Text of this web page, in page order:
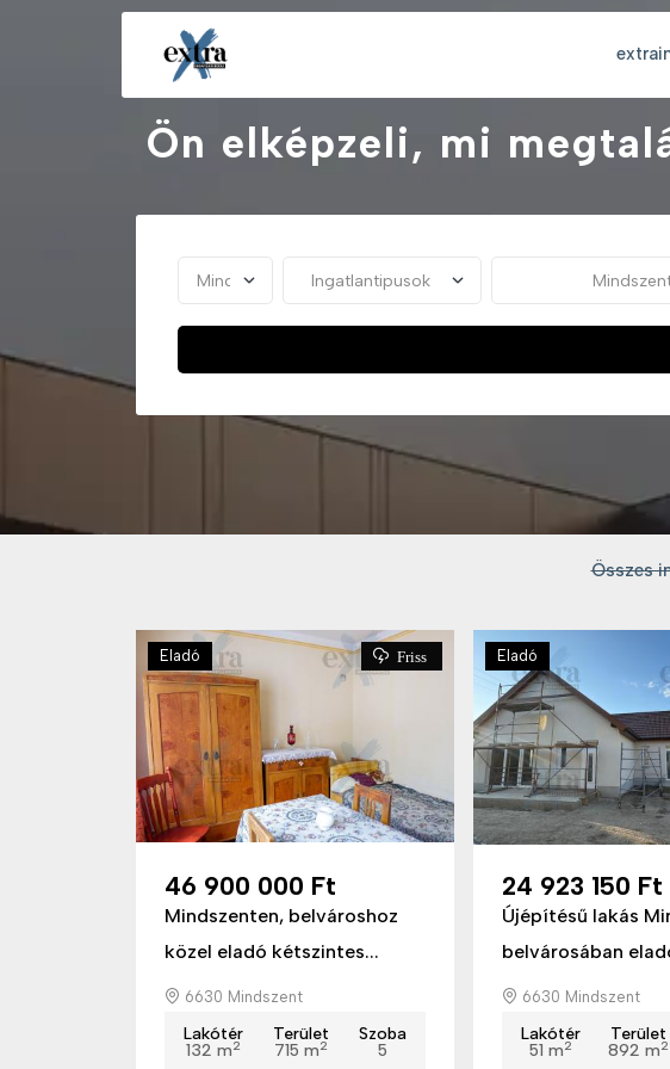
Ön elképzeli, mi
Összes
Eladó Friss
46 900 000 Ft
Mindszenten, belvároshoz
közel eladó kétszintes...
6630 Mindszent
Lakótér
132 m2
Terület
715 m2
Szoba
5
Eladó
24 923 150 Ft
Újépítésű lakás
belvárosában
6630 Mindszent
Lakótér
51 m2
Terület
892 m2